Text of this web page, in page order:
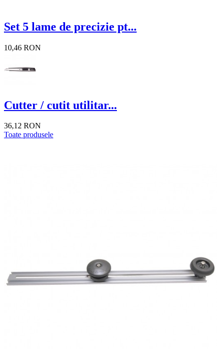
Set 5 lame de precizie pt...
10,46 RON
Cutter / cutit utilitar...
36,12 RON
Toate produsele